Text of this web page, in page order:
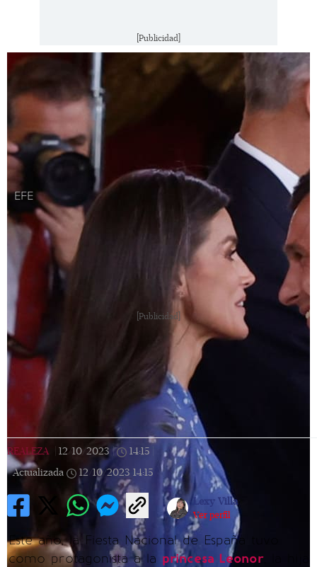
[Publicidad]
EFE
[Publicidad]
REALEZA 12/10/2023 | 14:15
Actualizada
12/10/2023 14:15
Lexy Villa
Ver perfil
Este año, la Fiesta Nacional de España tuvo
como protagonista a la princesa Leonor